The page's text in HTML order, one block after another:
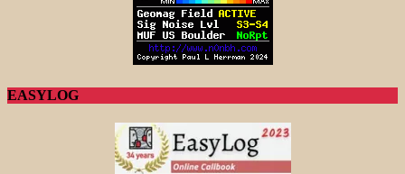
EASYLOG